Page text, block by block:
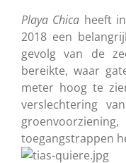
Playa Chica heeft
2018 een
gevolg van de
bereikte, waar
meter hoog te
verslechtering
toegangstrappen